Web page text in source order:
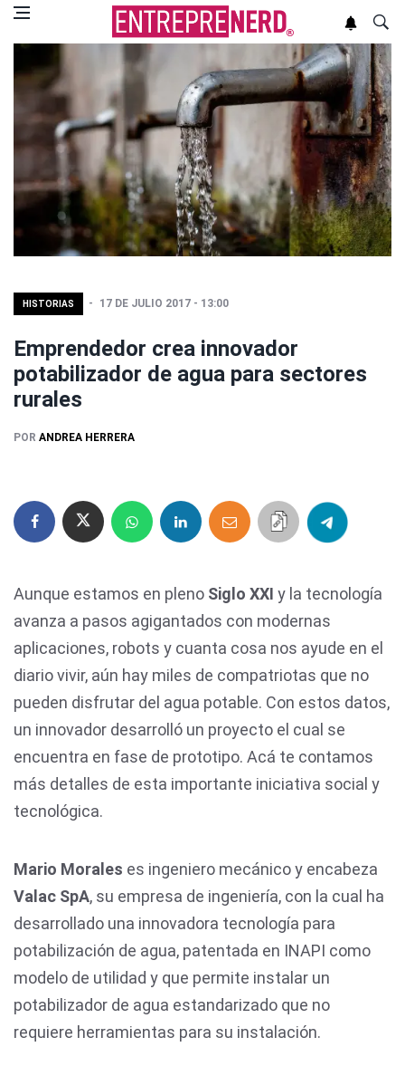
HISTORIAS 17 DE JULIO 2017 - 13:00
Emprendedor crea innovador
potabilizador de agua para sectores
rurales
POR ANDREA HERRERA
Aunque estamos en pleno Siglo XXI y la tecnología
avanza a pasos agigantados con modernas
aplicaciones, robots y cuanta cosa nos ayude en el
diario vivir, aún hay miles de compatriotas que no
pueden disfrutar del agua potable. Con estos datos,
un innovador desarrolló un proyecto el cual se
encuentra en fase de prototipo. Acá te contamos
más detalles de esta importante iniciativa social y
tecnológica.
Mario Morales es ingeniero mecánico y encabeza
Valac SpA, su empresa de ingeniería, con la cual ha
desarrollado una innovadora tecnología para
potabilización de agua, patentada en INAPI como
modelo de utilidad y que permite instalar un
potabilizador de agua estandarizado que no
requiere herramientas para su instalación.